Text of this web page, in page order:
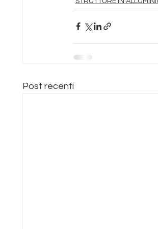
Post recenti